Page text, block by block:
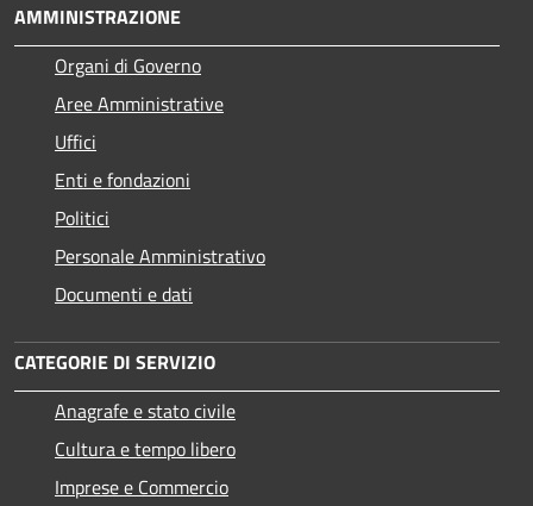
AMMINISTRAZIONE
Organi di Governo
Aree Amministrative
Uffici
Enti e fondazioni
Politici
Personale Amministrativo
Documenti e dati
CATEGORIE DI SERVIZIO
Anagrafe e stato civile
Cultura e tempo libero
Imprese e Commercio